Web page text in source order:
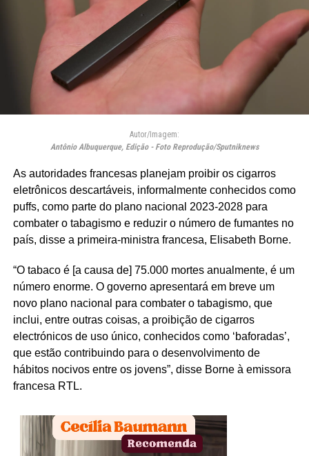
Autor/Imagem:
Antônio Albuquerque, Edição - Foto Reprodução/Sputniknews
As autoridades francesas planejam proibir os cigarros
eletrônicos descartáveis, informalmente conhecidos como
puffs, como parte do plano nacional 2023-2028 para
combater o tabagismo e reduzir o número de fumantes no
país, disse a primeira-ministra francesa, Elisabeth Borne.
“O tabaco é [a causa de] 75.000 mortes anualmente, é um
número enorme. O governo apresentará em breve um
novo plano nacional para combater o tabagismo, que
inclui, entre outras coisas, a proibição de cigarros
electrónicos de uso único, conhecidos como ‘baforadas’,
que estão contribuindo para o desenvolvimento de
hábitos nocivos entre os jovens”, disse Borne à emissora
francesa RTL.